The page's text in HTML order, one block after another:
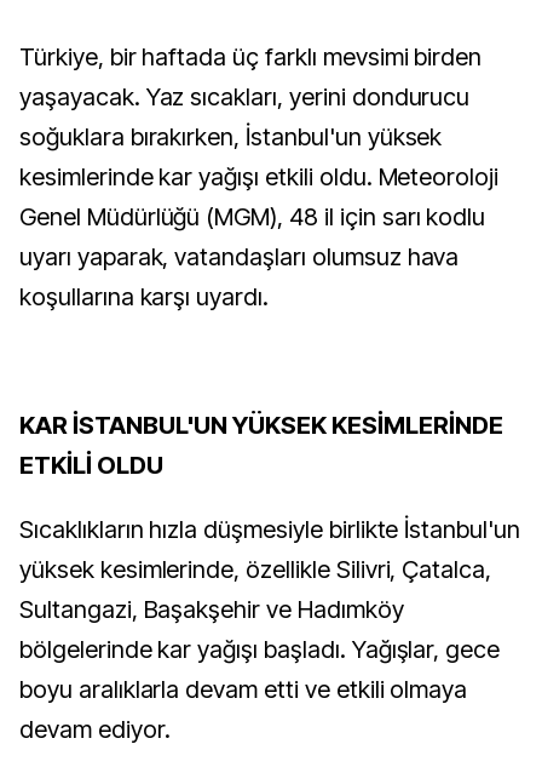
Türkiye, bir haftada üç farklı mevsimi birden
yaşayacak. Yaz sıcakları, yerini dondurucu
soğuklara bırakırken, İstanbul'un yüksek
kesimlerinde kar yağışı etkili oldu. Meteoroloji
Genel Müdürlüğü (MGM), 48 il için sarı kodlu
uyarı yaparak, vatandaşları olumsuz hava
koşullarına karşı uyardı.
KAR İSTANBUL'UN YÜKSEK KESİMLERİNDE
ETKİLİ OLDU
Sıcaklıkların hızla düşmesiyle birlikte İstanbul'un
yüksek kesimlerinde, özellikle Silivri, Çatalca,
Sultangazi, Başakşehir ve Hadımköy
bölgelerinde kar yağışı başladı. Yağışlar, gece
boyu aralıklarla devam etti ve etkili olmaya
devam ediyor.